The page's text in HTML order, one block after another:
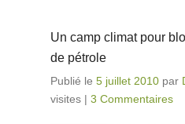
Un camp climat pour
de pétrole
Publié le 5 juillet 2010 par
visites | 3 Commentaires